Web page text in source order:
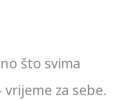
što svima
za sebe.